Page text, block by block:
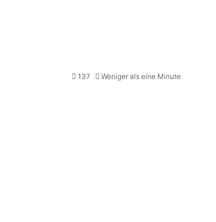
137 Weniger als eine Minute